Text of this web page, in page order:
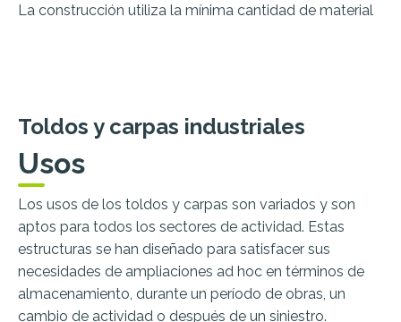
La construcción utiliza la mínima cantidad de material
Toldos y carpas industriales
Usos
Los usos de los toldos y carpas son variados y son
aptos para todos los sectores de actividad. Estas
estructuras se han diseñado para satisfacer sus
necesidades de ampliaciones ad hoc en términos de
almacenamiento, durante un período de obras, un
cambio de actividad o después de un siniestro.